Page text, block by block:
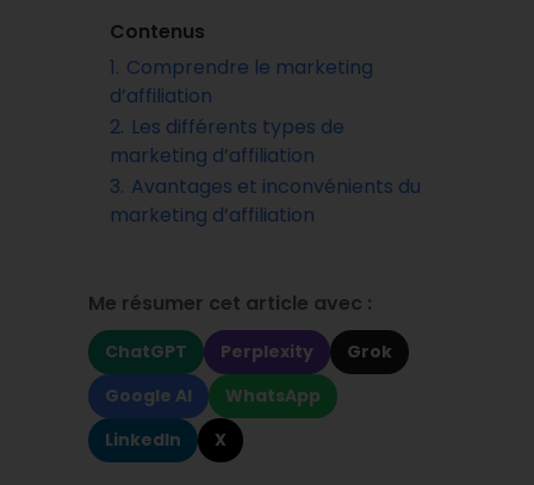
Contenus
1. Comprendre le marketing
d’affiliation
2. Les différents types de
marketing d’affiliation
3. Avantages et inconvénients du
marketing d’affiliation
Me résumer cet article avec :
ChatGPT Perplexity
Grok
Google AI
WhatsApp
LinkedIn
X